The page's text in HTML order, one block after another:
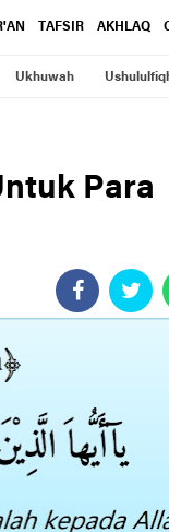
TAFSIR AKHLAQ
Ukhuwah
Para